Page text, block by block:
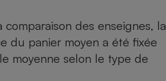
des enseignes, la
du panier moyen a été fixée
moyenne selon le type de